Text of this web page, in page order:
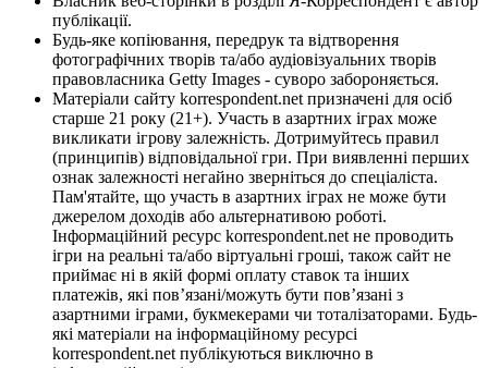
публікації.
Будь-яке копіювання, передрук та відтворення
фотографічних творів та/або аудіовізуальних творів
правовласника Getty Images - суворо забороняється.
Матеріали сайту korrespondent.net призначені для осіб
старше 21 року (21+). Участь в азартних іграх може
викликати ігрову залежність. Дотримуйтесь правил
(принципів) відповідальної гри. При виявленні перших
ознак залежності негайно зверніться до спеціаліста.
Пам'ятайте, що участь в азартних іграх не може бути
джерелом доходів або альтернативою роботі.
Інформаційний ресурс korrespondent.net не проводить
ігри на реальні та/або віртуальні гроші, також сайт не
приймає ні в якій формі оплату ставок та інших
платежів, які пов’язані/можуть бути пов’язані з
азартними іграми, букмекерами чи тоталізаторами. Будь-
які матеріали на інформаційному ресурсі
korrespondent.net публікуються виключно в